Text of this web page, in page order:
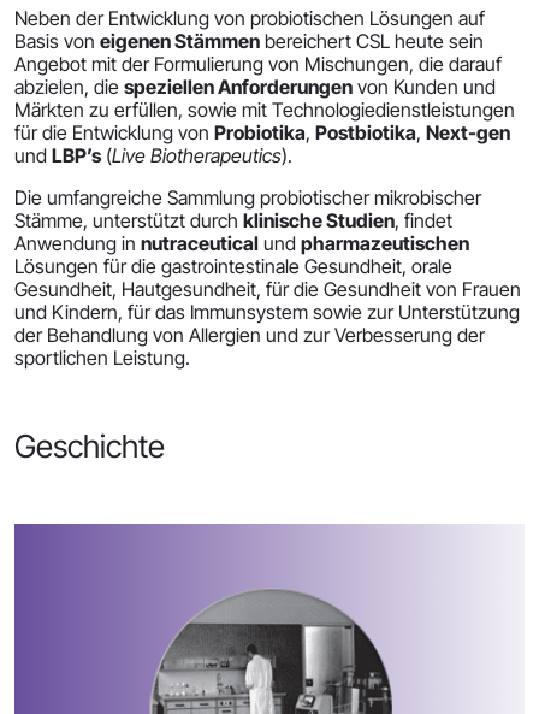
Neben der Entwicklung von probiotischen Lösungen auf
Basis von eigenen Stämmen bereichert CSL heute sein
Angebot mit der Formulierung von Mischungen, die darauf
abzielen, die speziellen Anforderungen von Kunden und
Märkten zu erfüllen, sowie mit Technologiedienstleistungen
für die Entwicklung von Probiotika, Postbiotika, Next-gen
und LBP’s(Live Biotherapeutics).
Die umfangreiche Sammlung probiotischer mikrobischer
Stämme, unterstützt durch klinische Studien, findet
Anwendung in nutraceutical und pharmazeutischen
Lösungen für die gastrointestinale Gesundheit, orale
Gesundheit, Hautgesundheit, für die Gesundheit von Frauen
und Kindern, für das Immunsystem sowie zur Unterstützung
der Behandlung von Allergien und zur Verbesserung der
sportlichen Leistung.
Geschichte